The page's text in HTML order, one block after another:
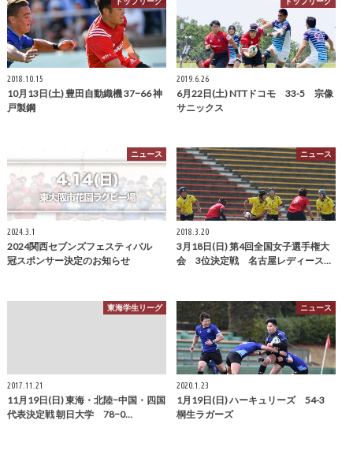
2018.10.15
10月13日(土) 豊田自動織機 37−66 神
戸製鋼
2019.6.26
6月22日(土) NTTドコモ 33-5 宗像
サニックス
ニュース
2024.3.1
2024関西セブンズフェスティバル
冠スポンサー決定のお知らせ
ニュース
2018.3.20
3月18日(日) 第4回全国女子選手権大
会 3位決定戦 名古屋レディース…
東海学生リーグ
2017.11.21
11月19日(日) 東海・北陸−中国・四国
代表決定戦 朝日大学 78−0…
ニュース
2020.1.23
1月19日(日) ハーキュリーズ 54-3
桐生ラガーズ